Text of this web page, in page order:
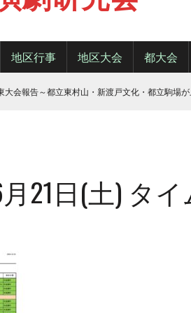
地区行事 地区大会 都大会
大会報告～都立東村山・新渡戸文化・都立駒場が
て
ビューフェスティバル
21日(土) タ